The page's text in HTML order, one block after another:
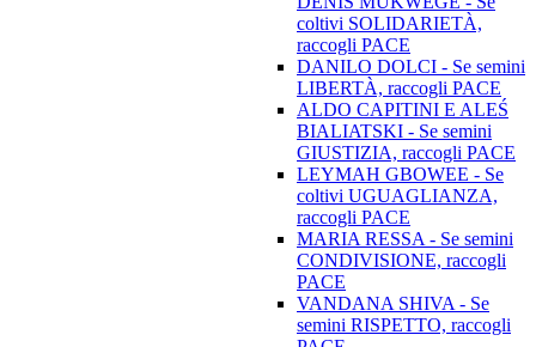
coltivi SOLIDARIETÀ,
raccogli PACE
DANILO DOLCI - Se semini
LIBERTÀ, raccogli PACE
ALDO CAPITINI E ALEŚ
BIALIATSKI - Se semini
GIUSTIZIA, raccogli PACE
LEYMAH GBOWEE - Se
coltivi UGUAGLIANZA,
raccogli PACE
MARIA RESSA - Se semini
CONDIVISIONE, raccogli
PACE
VANDANA SHIVA - Se
semini RISPETTO, raccogli